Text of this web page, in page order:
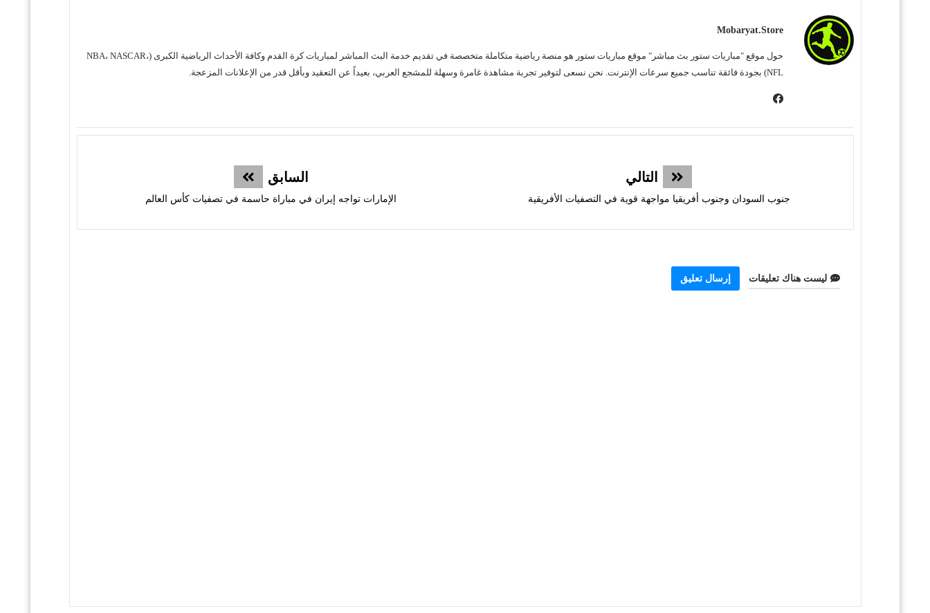
Mobaryat.store
حول موقع "مباريات ستور بث مباشر" موقع مباريات ستور هو منصة رياضية متكاملة متخصصة في تقديم خدمة البث المباشر لمباريات كرة القدم وكافة الأحداث الرياضية الكبرى (NBA، NASCAR،
NFL) بجودة فائقة تناسب جميع سرعات الإنترنت. نحن نسعى لتوفير تجربة مشاهدة غامرة وسهلة للمشجع العربي، بعيداً عن التعقيد وبأقل قدر من الإعلانات المزعجة.
التالي
جنوب السودان وجنوب أفريقيا مواجهة قوية في التصفيات الأفريقية
السابق
الإمارات تواجه إيران في مباراة حاسمة في تصفيات كأس العالم
ليست هناك تعليقات إرسال تعليق